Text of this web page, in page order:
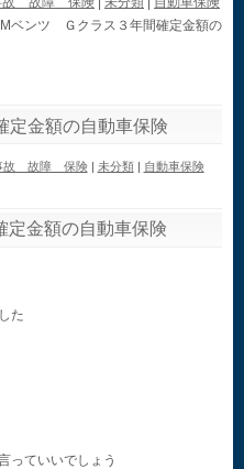
Mベンツ Ｇクラス３年間確定金額の
金額の自動車保険
故 故障 保険| 未分類| 自動車保険
金額の自動車保険
た
っていいでしょう